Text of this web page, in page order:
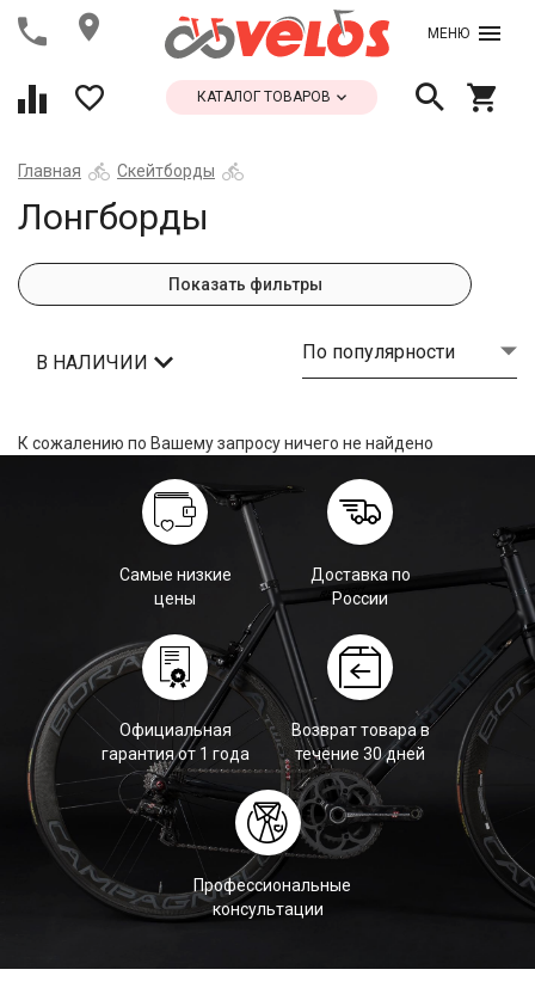
МЕНЮ
КАТАЛОГ ТОВАРОВ
Главная Скейтборды
Лонгборды
Показать фильтры
В НАЛИЧИИ По популярности
К сожалению по Вашему запросу ничего не найдено
Самые низкие
цены
Доставка по
России
Официальная
гарантия от 1 года
Возврат товара в
течение 30 дней
Профессиональные
консультации